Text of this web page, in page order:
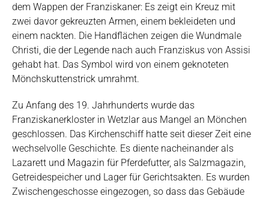
dem Wappen der Franziskaner: Es zeigt ein Kreuz mit
zwei davor gekreuzten Armen, einem bekleideten und
einem nackten. Die Handflächen zeigen die Wundmale
Christi, die der Legende nach auch Franziskus von Assisi
gehabt hat. Das Symbol wird von einem geknoteten
Mönchskuttenstrick umrahmt.
Zu Anfang des 19. Jahrhunderts wurde das
Franziskanerkloster in Wetzlar aus Mangel an Mönchen
geschlossen. Das Kirchenschiff hatte seit dieser Zeit eine
wechselvolle Geschichte. Es diente nacheinander als
Lazarett und Magazin für Pferdefutter, als Salzmagazin,
Getreidespeicher und Lager für Gerichtsakten. Es wurden
Zwischengeschosse eingezogen, so dass das Gebäude